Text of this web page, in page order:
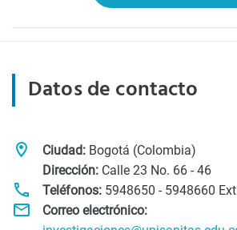
Datos de contacto
Ciudad: Bogotá (Colombia)
Dirección: Calle 23 No. 66 - 46
Teléfonos: 5948650 - 5948660
Correo electrónico: